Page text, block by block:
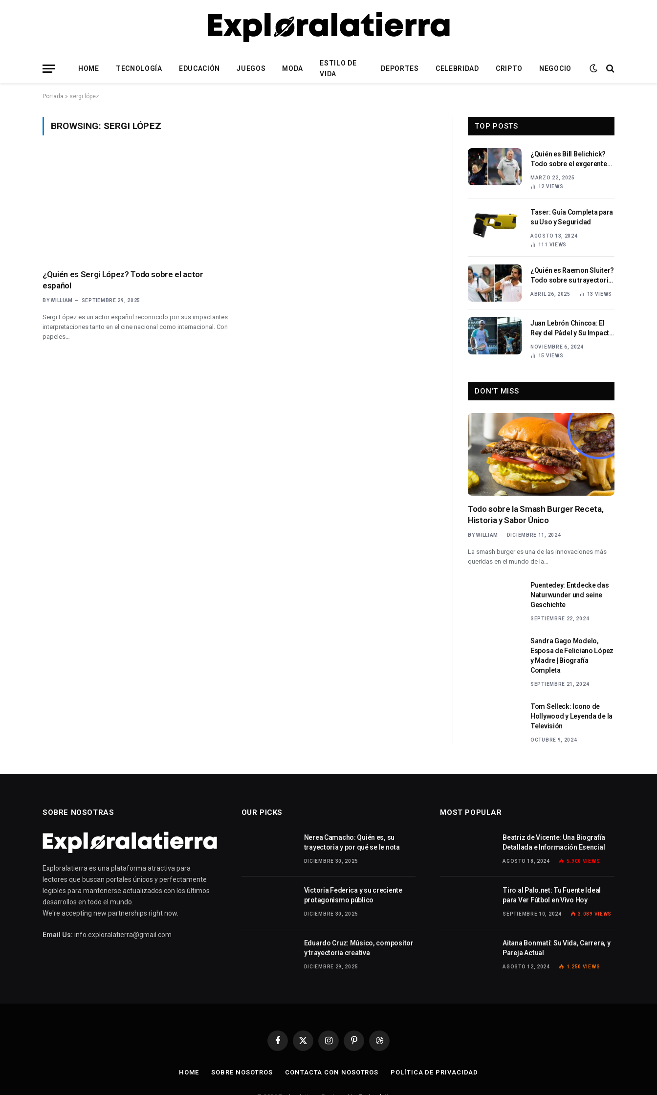
HOME TECNOLOGÍA EDUCACIÓN JUEGOS MODA
ESTILO DE
VIDA
DEPORTES CELEBRIDAD CRIPTO NEGOCIO
Portada » sergi lópez
BROWSING: SERGI LÓPEZ
¿Quién es Sergi López? Todo sobre el actor
español
BY WILLIAM SEPTIEMBRE 29, 2025
Sergi López es un actor español reconocido por sus impactantes
interpretaciones tanto en el cine nacional como internacional. Con
papeles…
TOP POSTS
¿Quién es Bill Belichick?
Todo sobre el exgerente
England Patriots
MARZO 22, 2025
12 VIEWS
Taser: Guía Completa para
su Uso y Seguridad
AGOSTO 13, 2024
111 VIEWS
¿Quién es Raemon Sluiter?
Todo sobre su trayectoria
en el tenis holandés.
ABRIL 26, 2025 13 VIEWS
Juan Lebrón Chincoa: El
Rey del Pádel y Su Impacto
NOVIEMBRE 6, 2024
15 VIEWS
DON'T MISS
Todo sobre la Smash Burger Receta,
Historia y Sabor Único
BY WILLIAM DICIEMBRE 11, 2024
La smash burger es una de las innovaciones más
queridas en el mundo de la…
Puentedey: Entdecke das
Naturwunder und seine
Geschichte
SEPTIEMBRE 22, 2024
Sandra Gago Modelo,
Esposa de Feliciano López
y Madre | Biografía
Completa
SEPTIEMBRE 21, 2024
Tom Selleck: Icono de
Hollywood y Leyenda de la
Televisión
OCTUBRE 9, 2024
SOBRE NOSOTRAS
Exploralatierra es una plataforma atractiva para
lectores que buscan portales únicos y perfectamente
legibles para mantenerse actualizados con los últimos
desarrollos en todo el mundo.
We're accepting new partnerships right now.
Email Us: info.exploralatierra@gmail.com
OUR PICKS
Nerea Camacho: Quién es, su
trayectoria y por qué se le nota
DICIEMBRE 30, 2025
Victoria Federica y su creciente
protagonismo público
DICIEMBRE 30, 2025
Eduardo Cruz: Músico, compositor
y trayectoria creativa
DICIEMBRE 29, 2025
MOST POPULAR
Beatriz de Vicente: Una Biografía
Detallada e Información Esencial
AGOSTO 18, 2024 5.900 VIEWS
Tiro al Palo.net: Tu Fuente Ideal
para Ver Fútbol en Vivo Hoy
SEPTIEMBRE 10, 2024 3.089 VIEWS
Aitana Bonmatí: Su Vida, Carrera, y
Pareja Actual
AGOSTO 12, 2024 1.250 VIEWS
Facebook
X
InstagramPinterestDribbble
HOME SOBRE NOSOTROS CONTACTA CON NOSOTROS POLÍTICA DE PRIVACIDAD